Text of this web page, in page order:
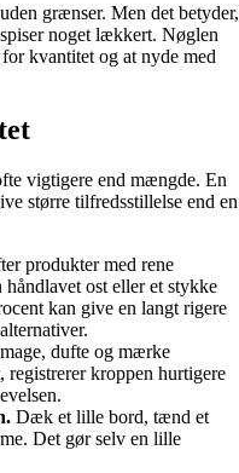
grænser. Men det betyder,
noget lækkert. Nøglen
kvantitet og at nyde med
vigtigere end mængde. En
større tilfredsstillelse end en
produkter med rene
ost eller et stykke
kan give en langt rigere
dufte og mærke
registrerer kroppen hurtigere
Dæk et lille bord, tænd et
Det gør selv en lille